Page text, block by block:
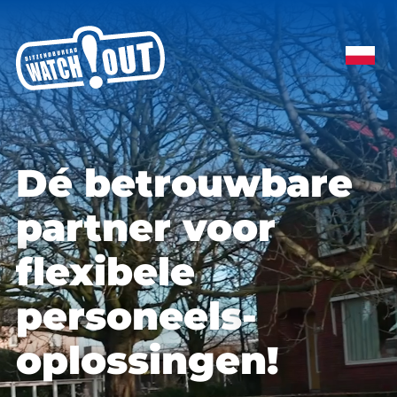
Dé betrouwbare
partner voor
flexibele
personeels­
oplossingen!